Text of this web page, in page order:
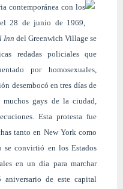
contemporánea con los
28 de junio de 1969,
Inn del Greenwich Village se
redadas policiales que
por homosexuales,
desembocó en tres días de
gays de la ciudad,
Esta protesta fue
tanto en New York como
convirtió en los Estados
en un día para marchar
de este capital